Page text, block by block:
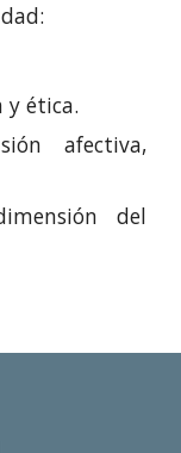
y ética.
afectiva,
del